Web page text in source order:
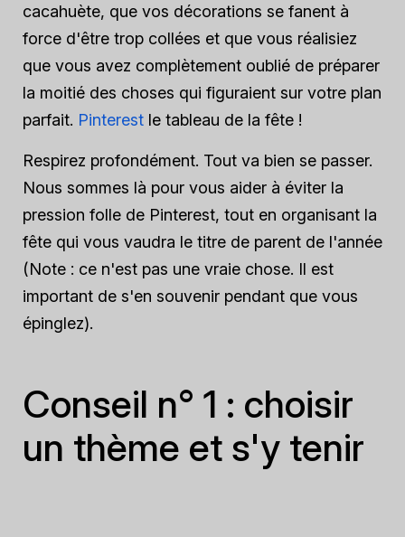
cacahuète, que vos décorations se fanent à
force d'être trop collées et que vous réalisiez
que vous avez complètement oublié de préparer
la moitié des choses qui figuraient sur votre plan
parfait. Pinterest le tableau de la fête !
Respirez profondément. Tout va bien se passer.
Nous sommes là pour vous aider à éviter la
pression folle de Pinterest, tout en organisant la
fête qui vous vaudra le titre de parent de l'année
(Note : ce n'est pas une vraie chose. Il est
important de s'en souvenir pendant que vous
épinglez).
Conseil n° 1 : choisir
un thème et s'y tenir